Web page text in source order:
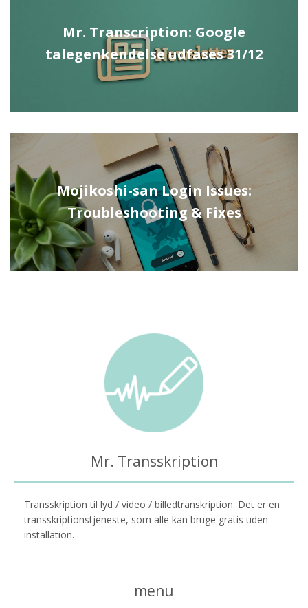
Mr. Transcription: Google
talegenkendelse udfases 31/12
Mojikoshi-san Login Issues:
Troubleshooting & Fixes
Mr. Transskription
Transskription til lyd / video / billedtranskription. Det er en
transskriptionstjeneste, som alle kan bruge gratis uden
installation.
menu